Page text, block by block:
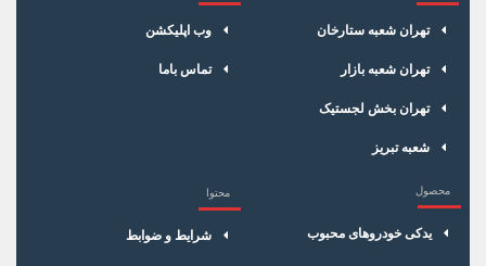
تهران شعبه ستارخان
تهران شعبه بازار
تهران بخش لجستیک
شعبه تبریز
وب اپلیکشن
تماس باما
محصول
یدکی خودروهای محبوب
محتوا
شرایط و ضوابط
×